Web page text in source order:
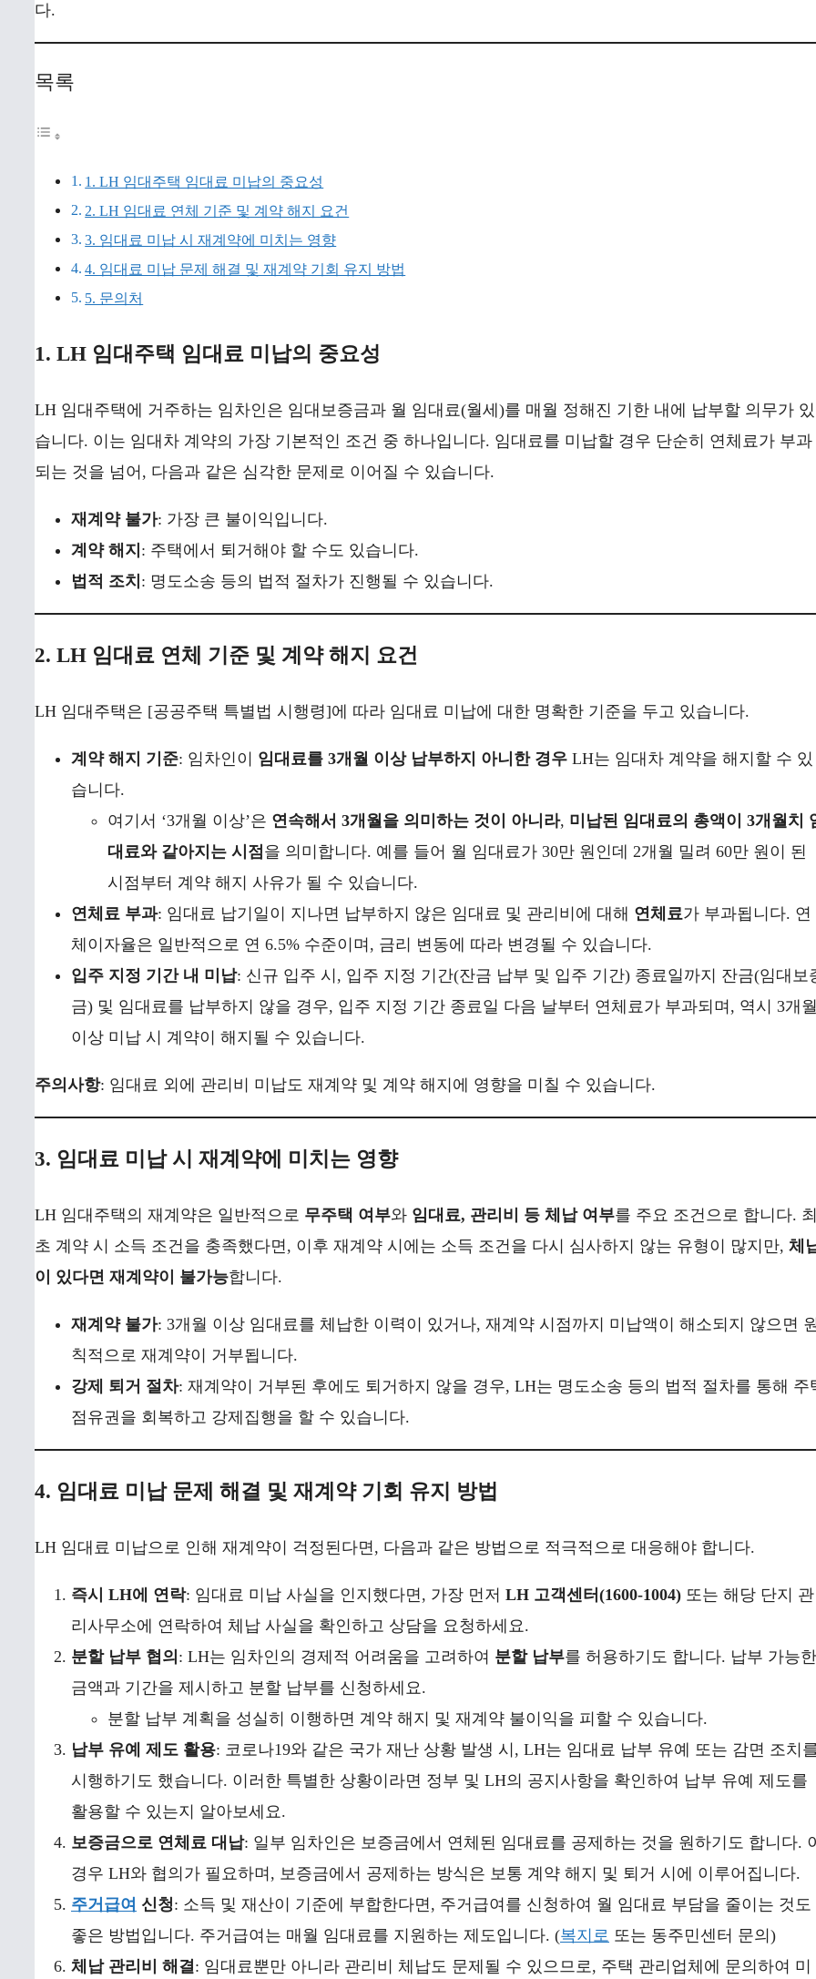
다.
목록
1. LH 임대주택 임대료 미납의 중요성
2. LH 임대료 연체 기준 및 계약 해지 요건
3. 임대료 미납 시 재계약에 미치는 영향
4. 임대료 미납 문제 해결 및 재계약 기회 유지 방법
5. 문의처
1. LH 임대주택 임대료 미납의 중요성
LH 임대주택에 거주하는 임차인은 임대보증금과 월 임대료(월세)를 매월 정해진 기한 내에 납부할 의무가 있
습니다. 이는 임대차 계약의 가장 기본적인 조건 중 하나입니다. 임대료를 미납할 경우 단순히 연체료가 부과
되는 것을 넘어, 다음과 같은 심각한 문제로 이어질 수 있습니다.
재계약 불가: 가장 큰 불이익입니다.
계약 해지 : 주택에서 퇴거해야 할 수도 있습니다.
법적 조치 : 명도소송 등의 법적 절차가 진행될 수 있습니다.
2. LH 임대료 연체 기준 및 계약 해지 요건
LH 임대주택은 [공공주택 특별법 시행령]에 따라 임대료 미납에 대한 명확한 기준을 두고 있습니다.
계약 해지 기준: 임차인이 임대료를 3개월 이상 납부하지 아니한 경우 LH는 임대차 계약을 해지할 수 있
습니다.
여기서 ‘3개월 이상’은 연속해서 3개월을 의미하는 것이 아니라, 미납된 임대료의 총액이 3개월치
대료와 같아지는 시점 을 의미합니다. 예를 들어 월 임대료가 30만 원인데 2개월 밀려 60만 원이 된
시점부터 계약 해지 사유가 될 수 있습니다.
연체료 부과: 임대료 납기일이 지나면 납부하지 않은 임대료 및 관리비에 대해 연체료가 부과됩니다. 연
체이자율은 일반적으로 연 6.5% 수준이며, 금리 변동에 따라 변경될 수 있습니다.
입주 지정 기간 내 미납: 신규 입주 시, 입주 지정 기간(잔금 납부 및 입주 기간) 종료일까지 잔금(임대보
금) 및 임대료를 납부하지 않을 경우, 입주 지정 기간 종료일 다음 날부터 연체료가 부과되며, 역시 3개
이상 미납 시 계약이 해지될 수 있습니다.
주의사항: 임대료 외에 관리비 미납도 재계약 및 계약 해지에 영향을 미칠 수 있습니다.
3. 임대료 미납 시 재계약에 미치는 영향
LH 임대주택의 재계약은 일반적으로 무주택 여부와 임대료, 관리비 등 체납 여부를 주요 조건으로 합니다.
초 계약 시 소득 조건을 충족했다면, 이후 재계약 시에는 소득 조건을 다시 심사하지 않는 유형이 많지만, 체
이 있다면 재계약이 불가능합니다.
재계약 불가: 3개월 이상 임대료를 체납한 이력이 있거나, 재계약 시점까지 미납액이 해소되지 않으면
칙적으로 재계약이 거부됩니다.
강제 퇴거 절차: 재계약이 거부된 후에도 퇴거하지 않을 경우, LH는 명도소송 등의 법적 절차를 통해 주
점유권을 회복하고 강제집행을 할 수 있습니다.
4. 임대료 미납 문제 해결 및 재계약 기회 유지 방법
LH 임대료 미납으로 인해 재계약이 걱정된다면, 다음과 같은 방법으로 적극적으로 대응해야 합니다.
즉시 LH에 연락: 임대료 미납 사실을 인지했다면, 가장 먼저 LH 고객센터(1600-1004) 또는 해당 단지 관
리사무소에 연락하여 체납 사실을 확인하고 상담을 요청하세요.
분할 납부 협의 : LH는 임차인의 경제적 어려움을 고려하여 분할 납부를 허용하기도 합니다. 납부 가능한
금액과 기간을 제시하고 분할 납부를 신청하세요.
분할 납부 계획을 성실히 이행하면 계약 해지 및 재계약 불이익을 피할 수 있습니다.
납부 유예 제도 활용: 코로나19와 같은 국가 재난 상황 발생 시, LH는 임대료 납부 유예 또는 감면 조치
시행하기도 했습니다. 이러한 특별한 상황이라면 정부 및 LH의 공지사항을 확인하여 납부 유예 제도를
활용할 수 있는지 알아보세요.
보증금으로 연체료 대납: 일부 임차인은 보증금에서 연체된 임대료를 공제하는 것을 원하기도 합니다.
경우 LH와 협의가 필요하며, 보증금에서 공제하는 방식은 보통 계약 해지 및 퇴거 시에 이루어집니다.
주거급여 신청: 소득 및 재산이 기준에 부합한다면, 주거급여를 신청하여 월 임대료 부담을 줄이는 것도
좋은 방법입니다. 주거급여는 매월 임대료를 지원하는 제도입니다. (복지로 또는 동주민센터 문의)
체납 관리비 해결: 임대료뿐만 아니라 관리비 체납도 문제될 수 있으므로, 주택 관리업체에 문의하여 미